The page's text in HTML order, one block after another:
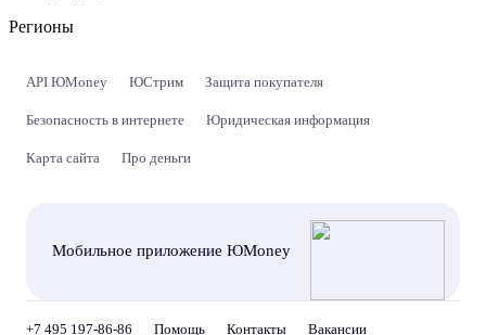
Регионы
API ЮMoney ЮСтрим Защита покупателя
Безопасность в интернете Юридическая информация
Карта сайта Про деньги
Мобильное приложение ЮMoney
+7 495 197-86-86 Помощь Контакты Вакансии